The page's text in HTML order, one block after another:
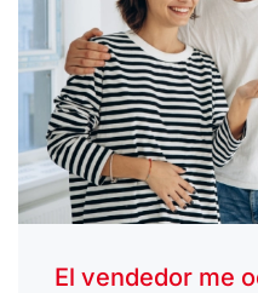
El vendedor me